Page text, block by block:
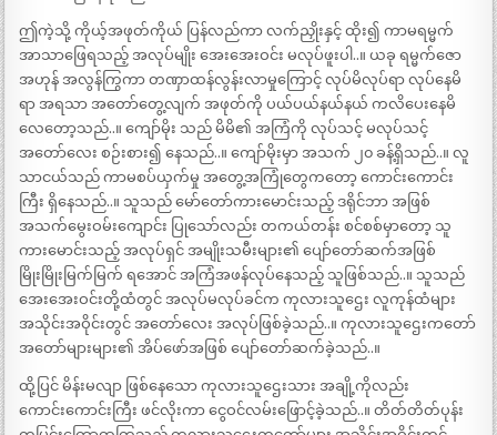
ဤကဲ့သို့ ကိုယ့်အဖုတ်ကိုယ် ပြန်လည်ကာ လက်ညှိုးနှင့် ထိုး၍ ကာမရမ္မက်
အာသာဖြေရသည့် အလုပ်မျိုး အေးအေးဝင်း မလုပ်ဖူးပါ..။ ယခု ရမ္မက်ဇော
အဟုန် အလွန်ကြွကာ တဏှာထန်လွန်းလာမှုကြောင့် လုပ်မိလုပ်ရာ လုပ်နေမိ
ရာ အရသာ အတော်တွေ့လျက် အဖုတ်ကို ပယ်ပယ်နယ်နယ် ကလိပေးနေမိ
လေတော့သည်..။ ကျော်မိုး သည် မိမိ၏ အကြံကို လုပ်သင့် မလုပ်သင့်
အတော်လေး စဉ်းစား၍ နေသည်..။ ကျော်မိုးမှာ အသက် ၂၀ ခန့်ရှိသည်..။ လူ
သာငယ်သည် ကာမစပ်ယှက်မှု အတွေ့အကြုံတွေကတော့ ကောင်းကောင်း
ကြီး ရှိနေသည်..။ သူသည် မော်တော်ကားမောင်းသည့် ဒရိုင်ဘာ အဖြစ်
အသက်မွေးဝမ်းကျောင်း ပြုသော်လည်း တကယ်တန်း စင်စစ်မှာတော့ သူ
ကားမောင်းသည့် အလုပ်ရှင် အမျိုးသမီးများ၏ ပျော်တော်ဆက်အဖြစ်
မြိုးမြိုးမြက်မြက် ရအောင် အကြံအဖန်လုပ်နေသည့် သူဖြစ်သည်..။ သူသည်
အေးအေးဝင်းတို့ထံတွင် အလုပ်မလုပ်ခင်က ကုလားသူဌေး လူကုန်ထံများ
အသိုင်းအဝိုင်းတွင် အတော်လေး အလုပ်ဖြစ်ခဲ့သည်..။ ကုလားသူဌေးကတော်
အတော်များများ၏ အိပ်ဖော်အဖြစ် ပျော်တော်ဆက်ခဲ့သည်..။
ထို့ပြင် မိန်းမလျာ ဖြစ်နေသော ကုလားသူဌေးသား အချို့ကိုလည်း
ကောင်းကောင်းကြီး ဖင်လိုးကာ ငွေဝင်လမ်းဖြောင့်ခဲ့သည်..။ တိတ်တိတ်ပုန်း